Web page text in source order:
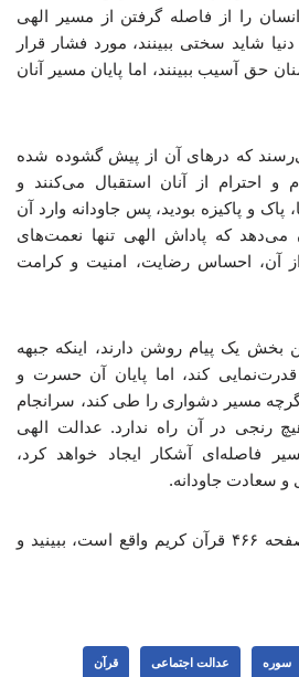
را از فاصله گرفتن از مسیر الهی
شاید سختی ببینند، مورد فشار قرار
حق آسیب ببینند، اما پایان مسیر آنان
که درهای آن از پیش گشوده شده
احترام از آنان استقبال می‌کنند و
و پاکیزه بودید، پس جاودانه وارد آن
می‌دهد که پاداش الهی تنها نعمت‌های
آن، احساس رضایت، امنیت و کرامت
بخش یک پیام روشن دارند، اینکه جبهه
کند، اما پایان آن حسرت و
مسیر دشواری را طی کند، سرانجام
رنجی در آن راه ندارد. عدالت الهی
فاصله‌ای آشکار ایجاد خواهد کرد،
سعادت جاودانه.
تلاوت این آیات را که در صفحه ۴۶۶ قرآن کریم واقع است، ببینید و
سوره عدالت اجتماعی قرآن